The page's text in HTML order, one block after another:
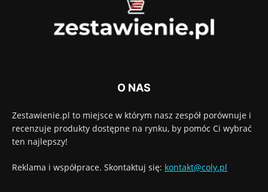
O NAS
Zestawienie.pl to miejsce w którym nasz zespół porównuje i
recenzuje produkty dostępne na rynku, by pomóc Ci wybrać
ten najlepszy!
Reklama i współprace. Skontaktuj się: kontakt@coly.pl